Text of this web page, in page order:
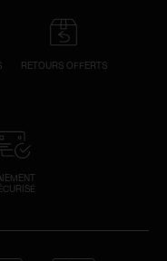
RETOURS OFFERTS